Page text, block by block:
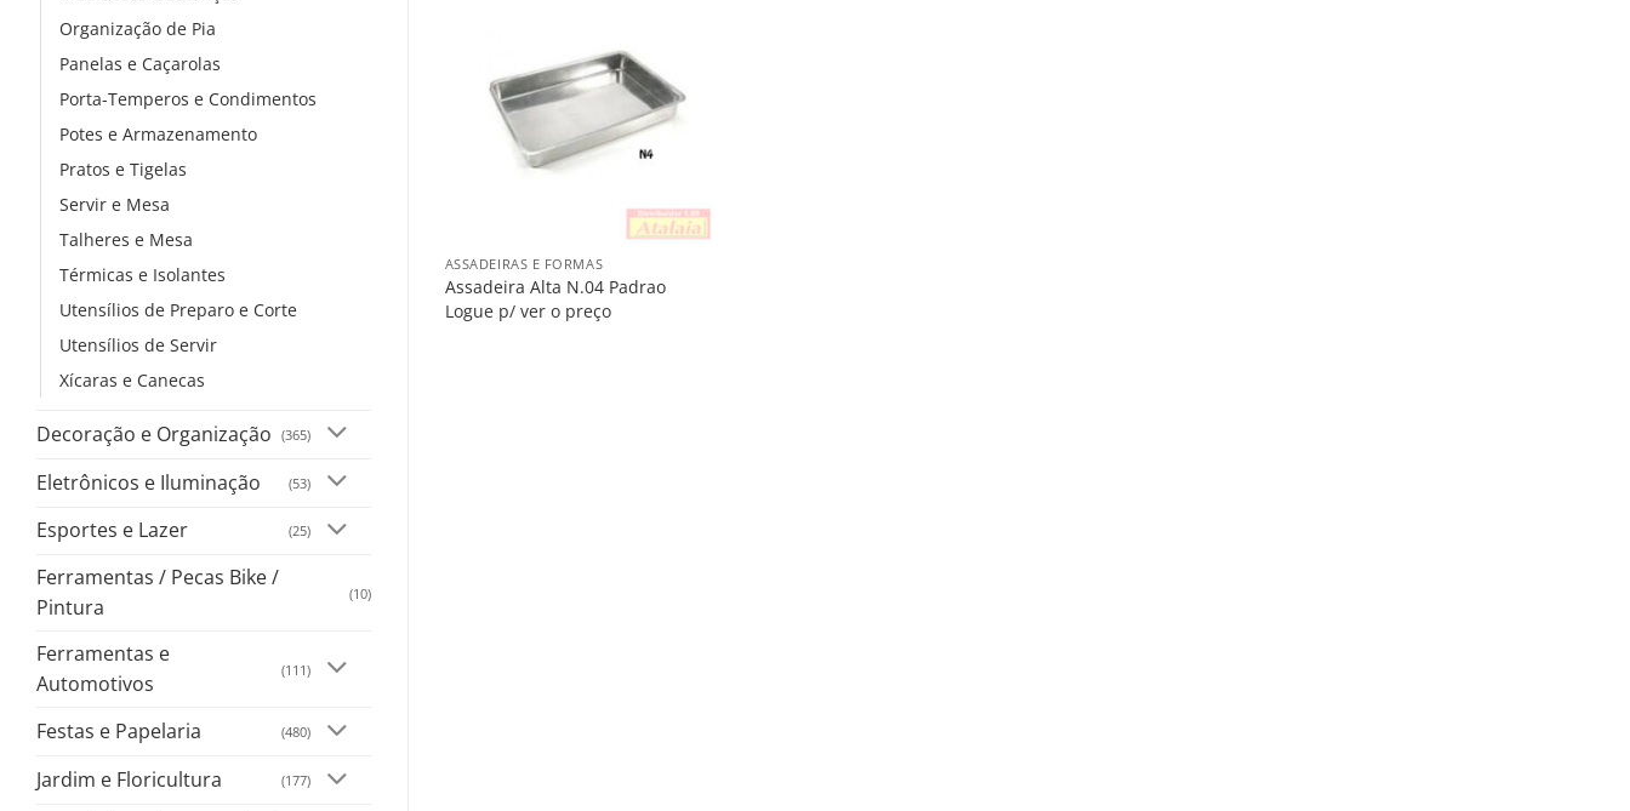
Organização de Pia
Panelas e Caçarolas
Porta-Temperos e Condimentos
Potes e Armazenamento
Pratos e Tigelas
Servir e Mesa
Talheres e Mesa
Térmicas e Isolantes
Utensílios de Preparo e Corte
Utensílios de Servir
Xícaras e Canecas
Decoração e Organização (365)
Eletrônicos e Iluminação (53)
Esportes e Lazer (25)
Ferramentas / Pecas Bike /
Pintura
(10)
Ferramentas e
Automotivos
(111)
Festas e Papelaria (480)
Jardim e Floricultura (177)
Lista
ASSADEIRAS E FORMAS
Assadeira Alta N.04 Padrao
Logue p/ ver o preço